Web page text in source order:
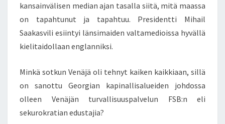
N
S
I
S
T
A
kansainvälisen median ajan tasalla siitä, mitä maassa
on tapahtunut ja tapahtuu. Presidentti Mihail
Saakasvili esiintyi länsimaiden valtamedioissa hyvällä
kielitaidollaan englanniksi.
Minkä sotkun Venäjä oli tehnyt kaiken kaikkiaan, sillä
on sanottu Georgian kapinallisalueiden johdossa
olleen Venäjän turvallisuuspalvelun FSB:n eli
sekurokratian edustajia?